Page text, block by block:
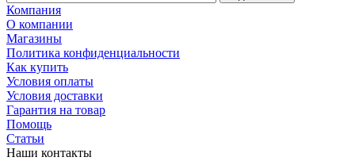
Компания
О компании
Магазины
Политика конфиденциальности
Как купить
Условия оплаты
Условия доставки
Гарантия на товар
Помощь
Статьи
Наши контакты